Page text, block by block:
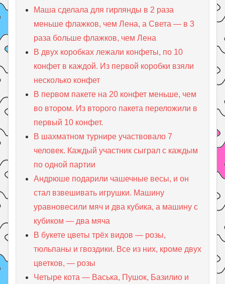
Маша сделала для гирлянды в 2 раза
меньше флажков, чем Лена, а Света — в 3
раза больше флажков, чем Лена
В двух коробках лежали конфеты, по 10
конфет в каждой. Из первой коробки взяли
несколько конфет
В первом пакете на 20 конфет меньше, чем
во втором. Из второго пакета переложили в
первый 10 конфет.
В шахматном турнире участвовало 7
человек. Каждый участник сыграл с каждым
по одной партии
Андрюше подарили чашечные весы, и он
стал взвешивать игрушки. Машину
уравновесили мяч и два кубика, а машину с
кубиком — два мяча
В букете цветы трёх видов — розы,
тюльпаны и гвоздики. Все из них, кроме двух
цветков, — розы
Четыре кота — Васька, Пушок, Базилио и